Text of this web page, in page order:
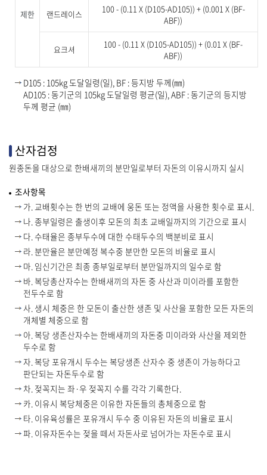
제한 랜드레이스
100 - (0.11 X (D105-AD105)) + (0.001 X (BF-
ABF))
요크셔
100 - (0.11 X (D105-AD105)) + (0.01 X (BF-
ABF))
D105 : 105kg 도달일령(일), BF : 등지방 두께(㎜)
AD105 : 동기군의 105kg 도달일령 평균(일), ABF : 동기군의 등지방
두께 평균 (㎜)
산자검정
원종돈을 대상으로 한배새끼의 분만일로부터 자돈의 이유시까지 실시
조사항목
가. 교배횟수는 한 번의 교배에 웅돈 또는 정액을 사용한 횟수로 표시.
나. 종부일령은 출생이후 모돈의 최초 교배일까지의 기간으로 표시
다. 수태율은 종부두수에 대한 수태두수의 백분비로 표시
라. 분만율은 분만예정 복수중 분만한 모돈의 비율로 표시
마. 임신기간은 최종 종부일로부터 분만일까지의 일수로 함
바. 복당총산자수는 한배새끼의 자돈 중 사산과 미이라를 포함한
전두수로 함
사. 생시 체중은 한 모돈이 출산한 생존 및 사산을 포함한 모든 자돈의
개체별 체중으로 함
아. 복당 생존산자수는 한배새끼의 자돈중 미이라와 사산을 제외한
두수로 함
자. 복당 포유개시 두수는 복당생존 산자수 중 생존이 가능하다고
판단되는 자돈두수로 함
차. 젖꼭지는 좌·우 젖꼭지 수를 각각 기록한다.
카. 이유시 복당체중은 이유한 자돈들의 총체중으로 함
타. 이유육성률은 포유개시 두수 중 이유된 자돈의 비율로 표시
파. 이유자돈수는 젖을 떼서 자돈사로 넘어가는 자돈수로 표시